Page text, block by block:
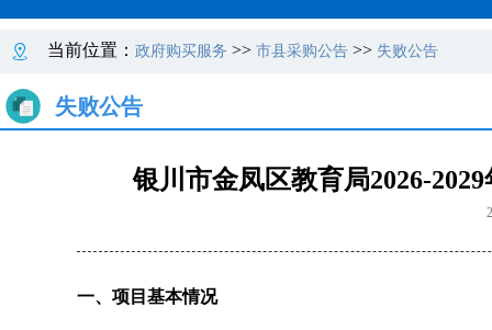
当前位置： 政府购买服务 >> 市县采购公告 >> 失败公告
失败公告
银川市金凤区教育局2026-
一、项目基本情况